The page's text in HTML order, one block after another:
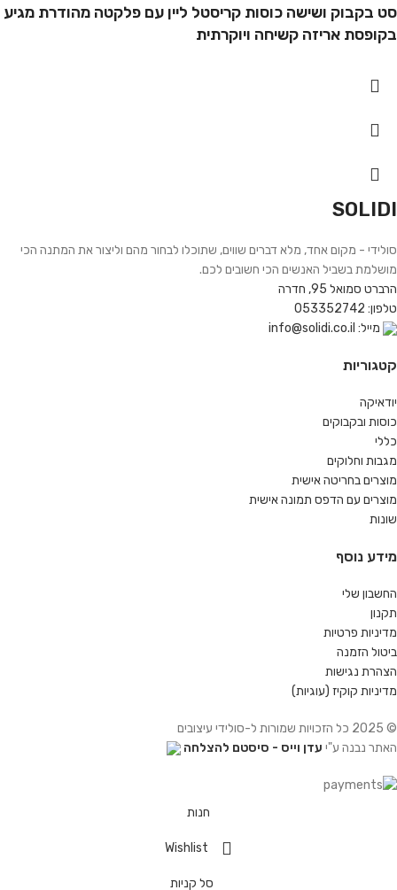
סט בקבוק ושישה כוסות קריסטל ליין עם פלקטה מהודרת מגיע
בקופסת אריזה קשיחה ויוקרתית
SOLIDI
סולידי - מקום אחד, מלא דברים שווים, שתוכלו לבחור מהם וליצור את המתנה הכי
מושלמת בשביל האנשים הכי חשובים לכם.
הרברט סמואל 95, חדרה
טלפון: 053352742
מייל: info@solidi.co.il
קטגוריות
יודאיקה
כוסות ובקבוקים
כללי
מגבות וחלוקים
מוצרים בחריטה אישית
מוצרים עם הדפס תמונה אישית
שונות
מידע נוסף
החשבון שלי
תקנון
מדיניות פרטיות
ביטול הזמנה
הצהרת נגישות
מדיניות קוקיז (עוגיות)
© 2025 כל הזכויות שמורות ל-סולידי עיצובים
האתר נבנה ע"י עדן וייס - סיסטם להצלחה
חנות
Wishlist
סל קניות